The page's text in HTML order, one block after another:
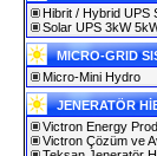
Hibrit / Hybrid UPS
Solar UPS 3kW
MICRO-GRID
Micro-Mini Hydro
JENERATÖR
Victron Energy
Victron Çözüm ve